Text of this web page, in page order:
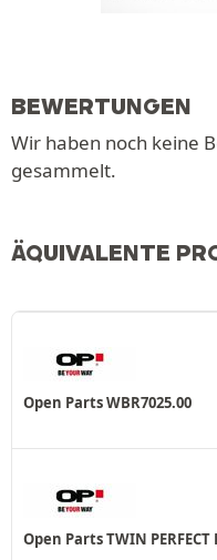
BEWERTUNGEN
Wir haben noch keine
gesammelt.
ÄQUIVALENTE
Open Parts WBR7025.00
Open Parts TWIN PERFECT